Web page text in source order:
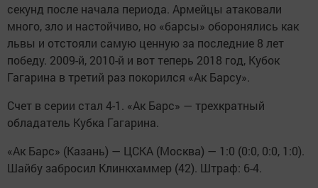
секунд после начала периода. Армейцы атаковали
много, зло и настойчиво, но «барсы» оборонялись как
львы и отстояли самую ценную за последние 8 лет
победу. 2009-й, 2010-й и вот теперь 2018 год, Кубок
Гагарина в третий раз покорился «Ак Барсу».
Счет в серии стал 4-1. «Ак Барс» — трехкратный
обладатель Кубка Гагарина.
«Ак Барс» (Казань) — ЦСКА (Москва) — 1:0 (0:0, 0:0, 1:0).
Шайбу забросил Клинкхаммер (42). Штраф: 6-4.